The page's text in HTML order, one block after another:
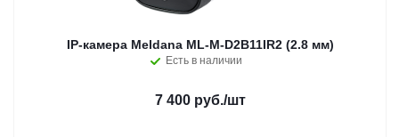
IP-камера Meldana ML-M-D2B11IR2 (2.8 мм)
Есть в наличии
7 400 руб./шт